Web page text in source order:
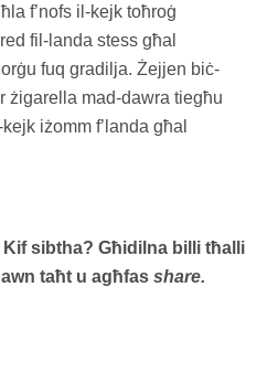
f’nofs il-kejk toħroġ
fil-landa stess għal
fuq gradilja. Żejjen biċ-
żigarella mad-dawra tiegħu
iżomm f’landa għal
sibtha? Għidilna billi tħalli
taħt u agħfas share.